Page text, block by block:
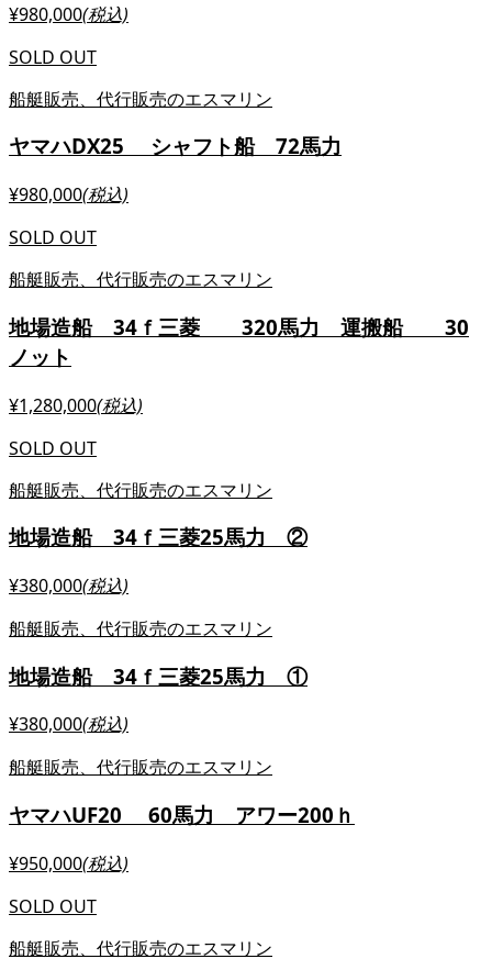
¥980,000(税込)
SOLD OUT
船艇販売、代行販売のエスマリン
ヤマハDX25 シャフト船 72馬力
¥980,000(税込)
SOLD OUT
船艇販売、代行販売のエスマリン
地場造船 34ｆ三菱 320馬力 運搬船 30
ノット
¥1,280,000(税込)
SOLD OUT
船艇販売、代行販売のエスマリン
地場造船 34ｆ三菱25馬力 ②
¥380,000(税込)
船艇販売、代行販売のエスマリン
地場造船 34ｆ三菱25馬力 ①
¥380,000(税込)
船艇販売、代行販売のエスマリン
ヤマハUF20 60馬力 アワー200ｈ
¥950,000(税込)
SOLD OUT
船艇販売、代行販売のエスマリン